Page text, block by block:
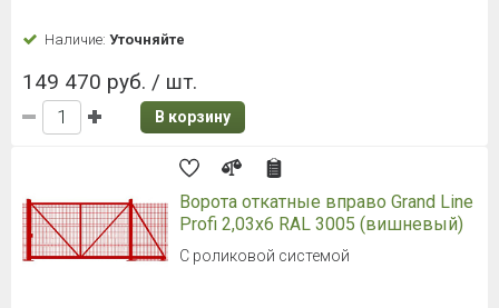
Наличие: Уточняйте
149 470 руб. / шт.
В корзину
Ворота откатные вправо Grand Line
Profi 2,03x6 RAL 3005 (вишневый)
С роликовой системой